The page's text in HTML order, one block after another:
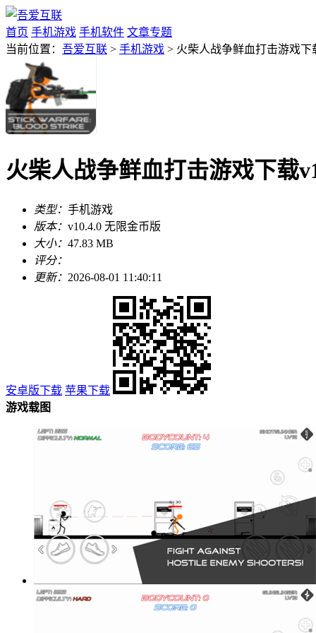
首页 手机游戏 手机软件 文章专题
当前位置： 吾爱互联 > 手机游戏 > 火柴人战争鲜血打击游戏下
火柴人战争鲜血打击游戏下载
类型： 手机游戏
版本： v10.4.0 无限金币版
大小： 47.83 MB
评分：
更新： 2026-08-01 11:40:11
安卓版下载 苹果下载
游戏载图